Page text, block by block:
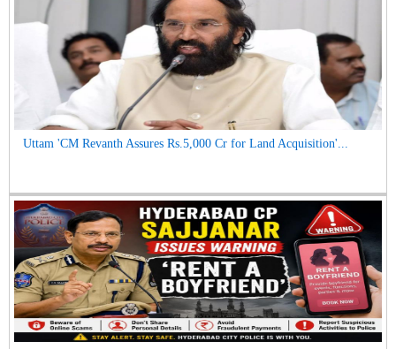
Uttam 'CM Revanth Assures Rs.5,000 Cr for Land Acquisition'...